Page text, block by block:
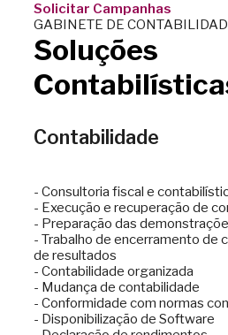
Solicitar Campanhas
GABINETE DE
Soluções
Contabilidade
- Consultoria fiscal e
- Execução e recuperação de
- Preparação das
- Trabalho de encerramento de
de resultados
- Contabilidade organizada
- Mudança de contabilidade
- Conformidade com normas
- Disponibilização de Software